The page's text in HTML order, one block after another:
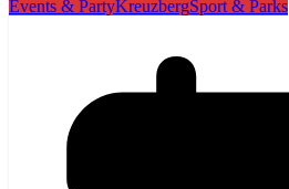
Events & PartyKreuzbergSport & Parks